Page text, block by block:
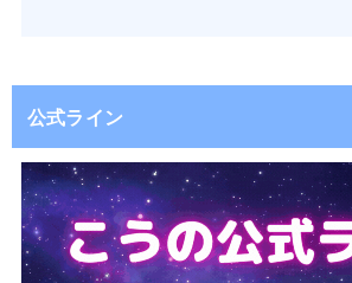
公式ライン